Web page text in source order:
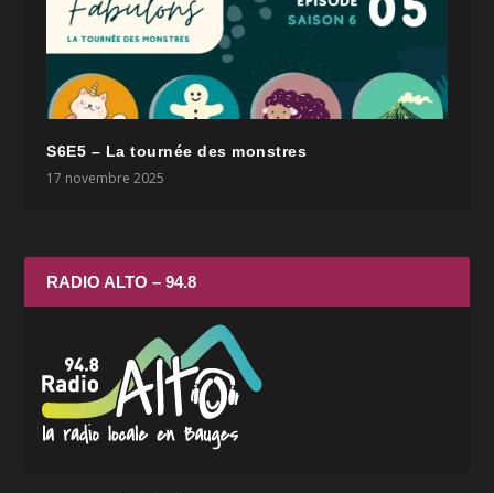
S6E5 – La tournée des monstres
17 novembre 2025
RADIO ALTO – 94.8